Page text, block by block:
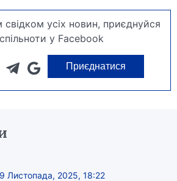
усіх новин, приєднуйся
у Facebook
Приєднатися
Листопада, 2025, 18:22